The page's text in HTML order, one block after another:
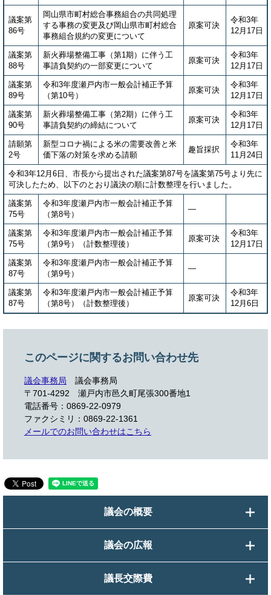
議案第
86号
岡山県市町村総合事務組合の共同処理
する事務の変更及び岡山県市町村総合
事務組合規約の変更について
原案可決
令和3年
12月17日
議案第
88号
新火葬場整備工事（第1期）に伴う工
事請負契約の一部変更について
原案可決
令和3年
12月17日
議案第
89号
令和3年度瀬戸内市一般会計補正予算
（第10号）
原案可決
令和3年
12月17日
議案第
90号
新火葬場整備工事（第2期）に伴う工
事請負契約の締結について
原案可決
令和3年
12月17日
請願第
2号
新型コロナ禍による米の需要改善と米
価下落の対策を求める請願
趣旨採択
令和3年
11月24日
令和3年12月6日、市長から提出された議案第87号を議案第75号より先に
可決したため、以下のとおり議決の順に計数整理を行いました。
議案第
75号
令和3年度瀬戸内市一般会計補正予算
（第8号）
―
議案第
75号
令和3年度瀬戸内市一般会計補正予算
（第9号）（計数整理後）
原案可決
令和3年
12月17日
議案第
87号
令和3年度瀬戸内市一般会計補正予算
（第9号）
―
議案第
87号
令和3年度瀬戸内市一般会計補正予算
（第8号）（計数整理後）
原案可決
令和3年
12月6日
このページに関するお問い合わせ先
議会事務局
議会事務局
〒701-4292
瀬戸内市邑久町尾張300番地1
電話番号：0869-22-0979
ファクシミリ：0869-22-1361
メールでのお問い合わせはこちら
議会の概要
議会の広報
議長交際費